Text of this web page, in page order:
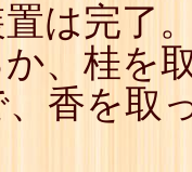
は完了
、桂を
香を取